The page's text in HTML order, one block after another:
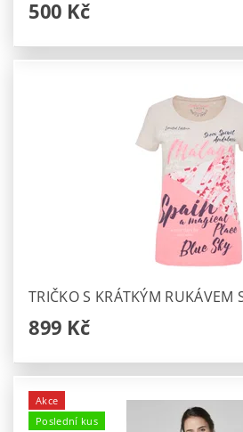
500 Kč
TRIČKO S KRÁTKÝM RUKÁVEM
899 Kč
Akce
Poslední kus